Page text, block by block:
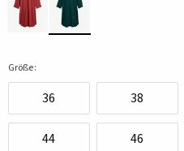
Größe:
36 38
44 46